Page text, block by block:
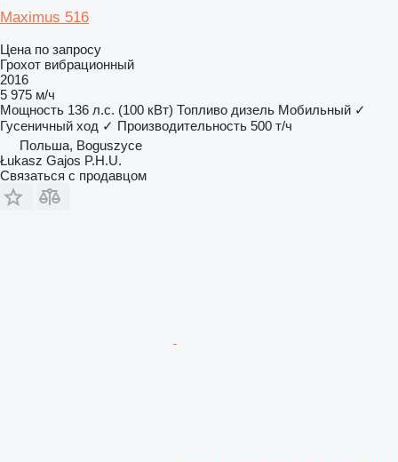
Maximus 516
Цена по запросу
Грохот вибрационный
2016
5 975 м/ч
Мощность 136 л.с. (100 кВт) Топливо дизель Мобильный ✓
Гусеничный ход ✓ Производительность 500 т/ч
Польша, Boguszyce
Łukasz Gajos P.H.U.
Связаться с продавцом